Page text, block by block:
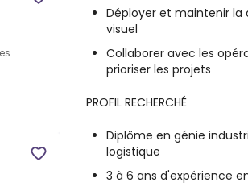
Déployer et maintenir
visuel
Collaborer avec les
prioriser les projets
PROFIL RECHERCHÉ
Diplôme en génie
logistique
3 à 6 ans d'expérience